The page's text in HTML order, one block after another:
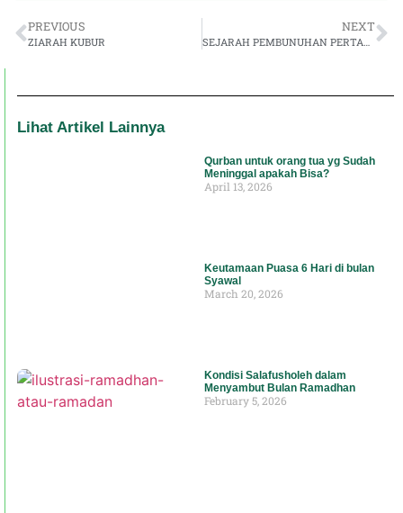
PREVIOUS
ZIARAH KUBUR
NEXT
SEJARAH PEMBUNUHAN PERTAMA
Lihat Artikel Lainnya
Qurban untuk orang tua yg Sudah
Meninggal apakah Bisa?
April 13, 2026
Keutamaan Puasa 6 Hari di bulan
Syawal
March 20, 2026
Kondisi Salafusholeh dalam
Menyambut Bulan Ramadhan
February 5, 2026